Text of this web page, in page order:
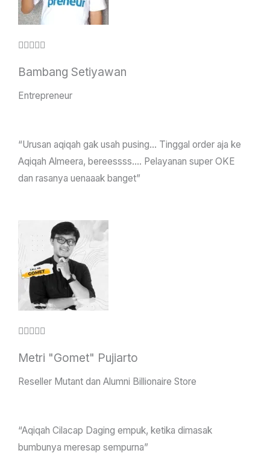
5

t
e
.
5
o
5
Bambang Setiyawan
Entrepreneur
“Urusan aqiqah gak usah pusing… Tinggal order aja ke
Aqiqah Almeera, bereessss…. Pelayanan super OKE
dan rasanya uenaaak banget”

e
o
u
Metri "Gomet" Pujiarto
Reseller Mutant dan Alumni Billionaire Store
“Aqiqah Cilacap Daging empuk, ketika dimasak
bumbunya meresap sempurna”